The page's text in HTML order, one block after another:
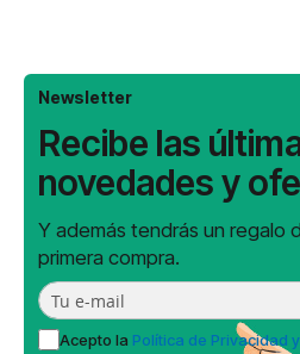
Newsletter
Recibe las
novedades y
Y además tendrás un regalo
primera compra.
Acepto la Política de Privacidad